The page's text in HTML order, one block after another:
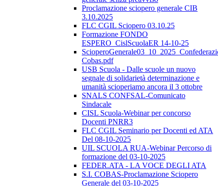
Proclamazione sciopero generale CIB
3.10.2025
FLC CGIL Sciopero 03.10.25
Formazione FONDO
ESPERO_CislScuolaER 14-10-25
Cobas.pdf
USB Scuola - Dalle scuole un nuovo
segnale di solidarietà determinazione e
umanità scioperiamo ancora il 3 ottobre
SNALS CONFSAL-Comunicato
Sindacale
CISL Scuola-Webinar per concorso
Docenti PNRR3
FLC CGIL Seminario per Docenti ed ATA
Del 08-10-2025
UIL SCUOLA RUA-Webinar Percorso di
formazione del 03-10-2025
FEDER.ATA - LA VOCE DEGLI ATA
S.I. COBAS-Proclamazione Sciopero
Generale del 03-10-2025